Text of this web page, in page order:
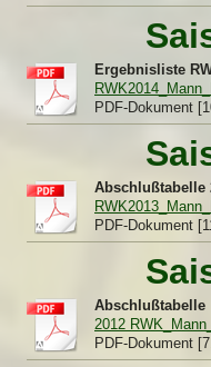
Ergebnisliste
PDF-Dokument
Abschlußtabelle
PDF-Dokument
Abschlußtabelle
2012
PDF-Dokument